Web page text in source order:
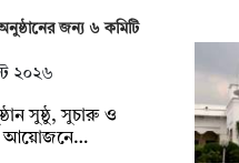
জন্য ৬ কমিটি
২০২৬
সুষ্ঠু, সুচারু ও
আয়োজনে…